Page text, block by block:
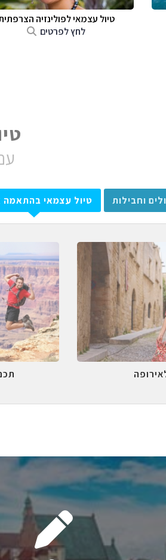
טיול עצמאי לפולינזיה
לחץ לפרטים
וחבילות טיול עצמאי בהתאמה